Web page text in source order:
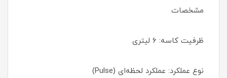
مشخصات
ظرفیت کاسه: ۶ لیتری
نوع عملکرد: عملکرد لحظه‌ای (Pulse)